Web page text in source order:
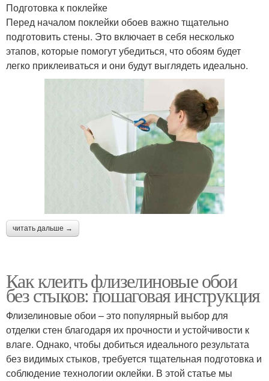
Подготовка к поклейке
Перед началом поклейки обоев важно тщательно
подготовить стены. Это включает в себя несколько
этапов, которые помогут убедиться, что обоям будет
легко приклеиваться и они будут выглядеть идеально.
читать дальше →
Как клеить флизелиновые обои
без стыков: пошаговая инструкция
Флизелиновые обои – это популярный выбор для
отделки стен благодаря их прочности и устойчивости к
влаге. Однако, чтобы добиться идеального результата
без видимых стыков, требуется тщательная подготовка и
соблюдение технологии оклейки. В этой статье мы